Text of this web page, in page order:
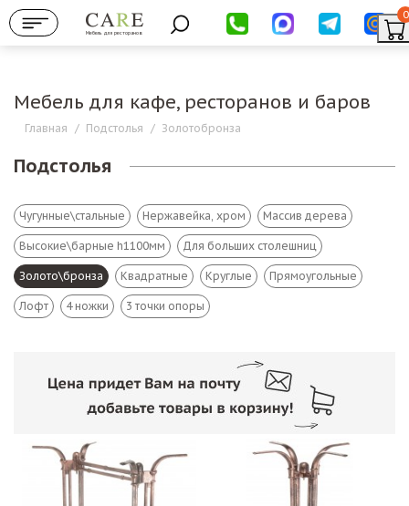
Мебель для ресторанов
0
Мебель для кафе, ресторанов и баров
Главная / Подстолья / Золотобронза
Подстолья
Чугунные\стальные Нержавейка, хром Массив дерева
Высокие\барные h1100мм Для больших столешниц
Золото\бронза Квадратные Круглые Прямоугольные
Лофт 4 ножки 3 точки опоры